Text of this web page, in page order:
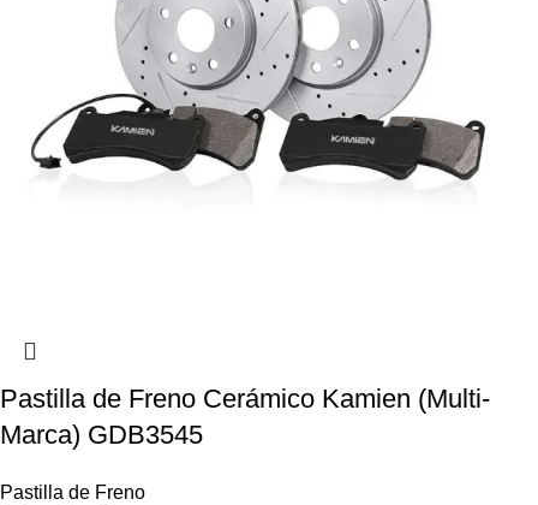
Pastilla de Freno Cerámico Kamien (Multi-
Marca) GDB3545
Pastilla de Freno